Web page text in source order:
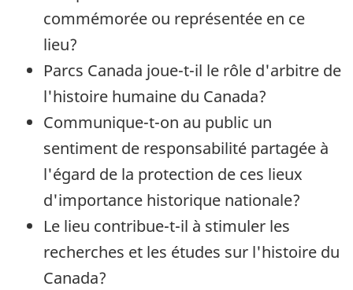
commémorée ou représentée en ce
lieu?
Parcs Canada joue-t-il le rôle d'arbitre de
l'histoire humaine du Canada?
Communique-t-on au public un
sentiment de responsabilité partagée à
l'égard de la protection de ces lieux
d'importance historique nationale?
Le lieu contribue-t-il à stimuler les
recherches et les études sur l'histoire du
Canada?